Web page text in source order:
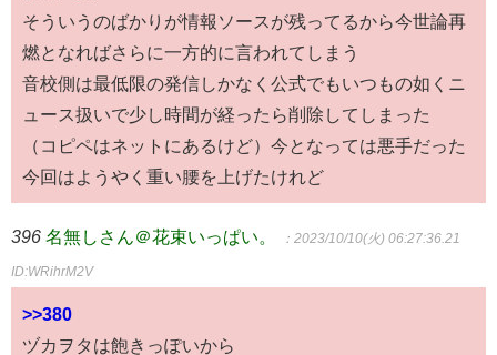
そういうのばかりが情報ソースが残ってるから今世論再
燃となればさらに一方的に言われてしまう
音校側は最低限の発信しかなく公式でもいつもの如くニ
ュース扱いで少し時間が経ったら削除してしまった
（コピペはネットにあるけど）今となっては悪手だった
今回はようやく重い腰を上げたけれど
396 名無しさん＠花束いっぱい。 ：2023/10/10(火) 06:27:36.21
ID:WRihrM2V
>>380
ヅカヲタは飽きっぽいから